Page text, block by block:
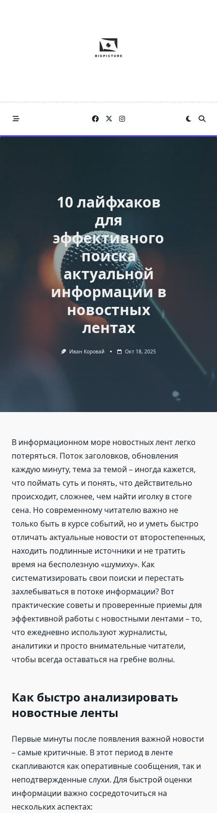
10 лайфхаков
для
эффективного
поиска
актуальной
информации в
новостных
лентах
Иван Коровай Окт 18, 2025
В информационном море новостных лент легко
потеряться. Поток заголовков, обновления
каждую минуту, тема за темой – иногда кажется,
что поймать суть и понять, что действительно
происходит, сложнее, чем найти иголку в стоге
сена. Но современному читателю важно не
только быть в курсе событий, но и уметь быстро
отличать актуальные новости от второстепенных,
находить подлинные источники и не тратить
время на бесполезную «шумиху». Как
систематизировать свои поиски и перестать
захлебываться в потоке информации? Вот
практические советы и проверенные приемы для
эффективной работы с новостными лентами – то,
что ежедневно используют журналисты,
аналитики и просто внимательные читатели,
чтобы всегда оставаться на гребне волны.
Как быстро анализировать
новостные ленты
Первые минуты после появления важной новости
– самые критичные. В этот период в ленте
скапливаются как оперативные сообщения, так и
неподтвержденные слухи. Для быстрой оценки
информации важно сосредоточиться на
нескольких аспектах: